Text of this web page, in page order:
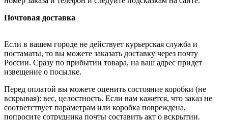
Почтовая доставка
Если в вашем городе не действует курьерская служба и
постаматы, то вы можете заказать доставку через почту
России. Сразу по прибытии товара, на ваш адрес придет
извещение о посылке.
Перед оплатой вы можете оценить состояние коробки (не
вскрывая): вес, целостность. Если вам кажется, что заказ не
соответствует параметрам или коробка повреждена,
попросите сотрудника почты составить акт о вскрытии.